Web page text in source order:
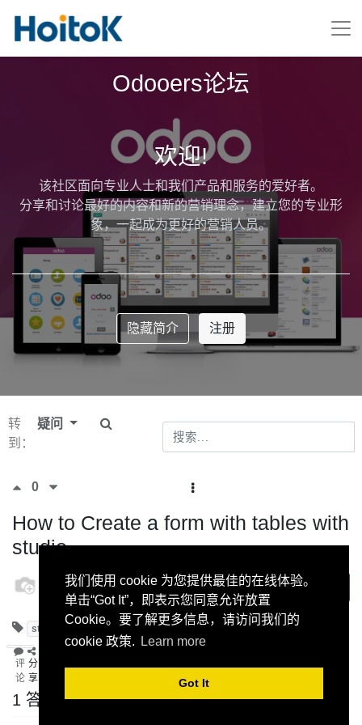
我们使用 cookie 为您提供最佳的在线体验。
单击“Got It”，即表示您同意允许放置
Cookie。要了解更多信息，请访问我们的
cookie 政策.
Learn more
Got It
Odooers论坛
欢迎!
该社区面向专业人士和我们产品和服务的爱好者。
分享和讨论最好的内容和新的营销理念，建立您的专业形
象，一起成为更好的营销人员。
隐藏简介 注册
转
到：
疑问
0
How to Create a form with tables with
studio
odoo
9 十一月
2022
studio appraisal
评
论
分
享
1 答案